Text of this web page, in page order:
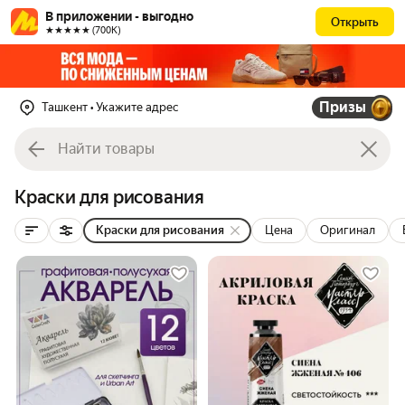
В приложении - выгодно
★★★★★ (700К)
Открыть
Ташкент • Укажите адрес Призы
Краски для рисования
Краски для рисования Цена Оригинал